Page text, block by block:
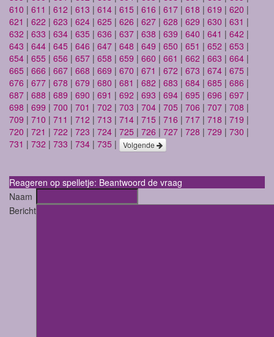
610 | 611 | 612 | 613 | 614 | 615 | 616 | 617 | 618 | 619 | 620 |
621 | 622 | 623 | 624 | 625 | 626 | 627 | 628 | 629 | 630 | 631 |
632 | 633 | 634 | 635 | 636 | 637 | 638 | 639 | 640 | 641 | 642 |
643 | 644 | 645 | 646 | 647 | 648 | 649 | 650 | 651 | 652 | 653 |
654 | 655 | 656 | 657 | 658 | 659 | 660 | 661 | 662 | 663 | 664 |
665 | 666 | 667 | 668 | 669 | 670 | 671 | 672 | 673 | 674 | 675 |
676 | 677 | 678 | 679 | 680 | 681 | 682 | 683 | 684 | 685 | 686 |
687 | 688 | 689 | 690 | 691 | 692 | 693 | 694 | 695 | 696 | 697 |
698 | 699 | 700 | 701 | 702 | 703 | 704 | 705 | 706 | 707 | 708 |
709 | 710 | 711 | 712 | 713 | 714 | 715 | 716 | 717 | 718 | 719 |
720 | 721 | 722 | 723 | 724 | 725 | 726 | 727 | 728 | 729 | 730 |
731 | 732 | 733 | 734 | 735 | Volgende
Reageren op spelletje: Beantwoord de vraag
Naam
Bericht